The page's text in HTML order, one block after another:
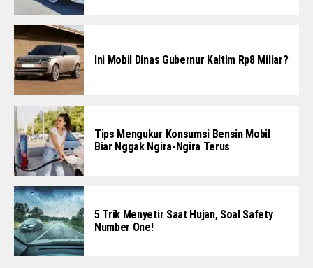
Ini Mobil Dinas Gubernur Kaltim Rp8 Miliar?
Tips Mengukur Konsumsi Bensin Mobil
Biar Nggak Ngira-Ngira Terus
5 Trik Menyetir Saat Hujan, Soal Safety
Number One!